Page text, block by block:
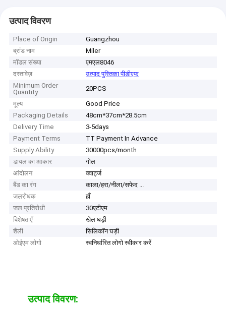
उत्पाद विवरण
Place of Origin
Guangzhou
ब्रांड नाम
Miler
मॉडल संख्या
एमएल8046
दस्तावेज़
उत्पाद पुस्तिका पीडीएफ
Minimum Order
Quantity
20PCS
मूल्य
Good Price
Packaging Details
48cm*37cm*28.5cm
Delivery Time
3-5days
Payment Terms
TT Payment In Advance
Supply Ability
30000pcs/month
डायल का आकार
गोल
आंदोलन
क्वार्ट्ज
बैंड का रंग
काला/हरा/नीला/सफेद ...
जलरोधक
हाँ
जल प्रतिरोधी
30एटीएम
विशेषताएँ
खेल घड़ी
शैली
सिलिकॉन घड़ी
ओईएम लोगो
स्वनिर्धारित लोगो स्वीकार करें
उत्पाद विवरण: